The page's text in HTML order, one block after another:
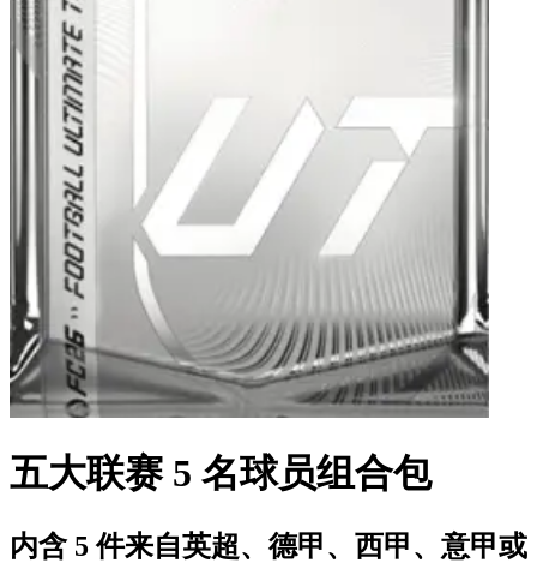
五大联赛 5 名球员组合包
内含 5 件来自英超、德甲、西甲、意甲或